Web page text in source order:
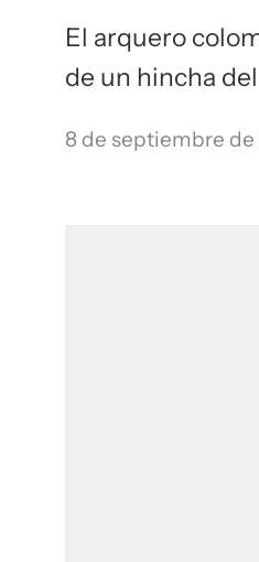
El arquero
de un hincha
8 de septiembre de